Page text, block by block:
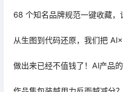
68 个知名品牌规范一键收藏，
从生图到代码还原，我们把
做出来已经不值钱了！AI产品